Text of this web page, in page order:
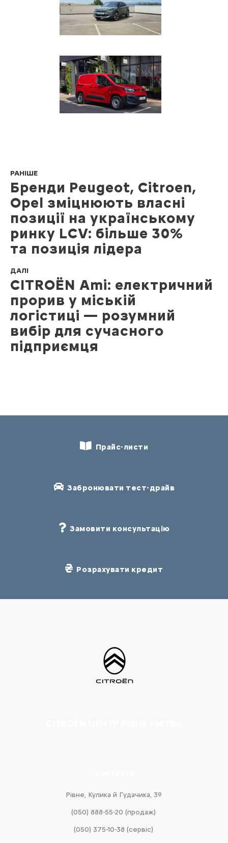
РАНІШЕ
Бренди Peugeot, Citroen,
Opel зміцнюють власні
позиції на українському
ринку LCV: більше 30%
та позиція лідера
ДАЛІ
CITROЁN Ami: електричний
прорив у міській
логістиці — розумний
вибір для сучасного
підприємця
Прайс-листи
Забронювати тест-драйв
Замовити консультацію
Розрахувати кредит
Рівне, Кулика й Гудачика, 39
(050) 888-55-20 (продаж)
(050) 375-10-38 (сервіс)